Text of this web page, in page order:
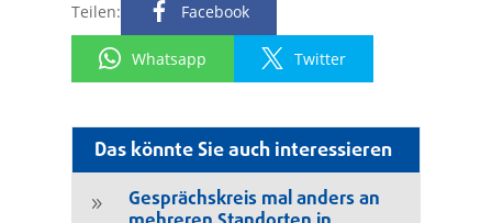
Das könnte Sie auch interessieren
9
Gesprächskreis mal anders an
Teilen: Facebook
Whatsapp Twitter